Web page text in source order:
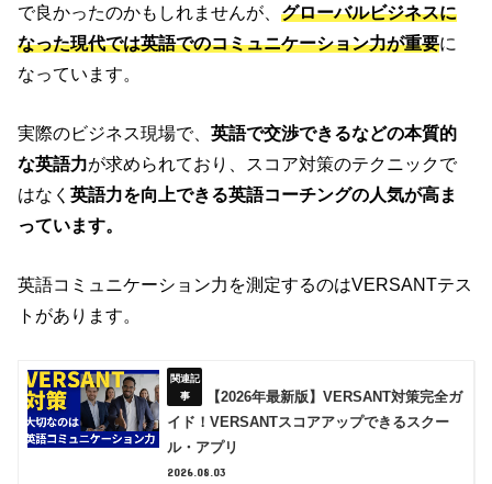
で良かったのかもしれませんが、グローバルビジネスに
なった現代では英語でのコミュニケーション力が重要に
なっています。
実際のビジネス現場で、英語で交渉できるなどの本質的
な英語力が求められており、スコア対策のテクニックで
はなく英語力を向上できる英語コーチングの人気が高ま
っています。
英語コミュニケーション力を測定するのはVERSANTテス
トがあります。
【2026年最新版】VERSANT対策完全ガ
イド！VERSANTスコアアップできるスクー
ル・アプリ
2026.08.03